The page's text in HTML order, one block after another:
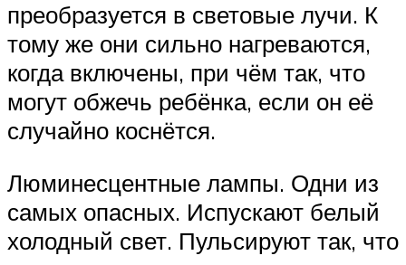
преобразуется в световые лучи. К
тому же они сильно нагреваются,
когда включены, при чём так, что
могут обжечь ребёнка, если он её
случайно коснётся.
Люминесцентные лампы. Одни из
самых опасных. Испускают белый
холодный свет. Пульсируют так, что